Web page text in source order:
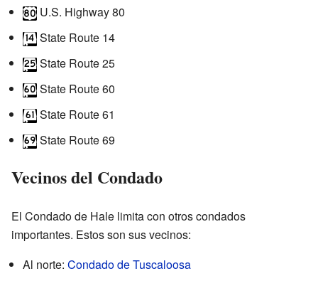
U.S. Highway 80
State Route 14
State Route 25
State Route 60
State Route 61
State Route 69
Vecinos del Condado
El Condado de Hale limita con otros condados
importantes. Estos son sus vecinos:
Al norte: Condado de Tuscaloosa